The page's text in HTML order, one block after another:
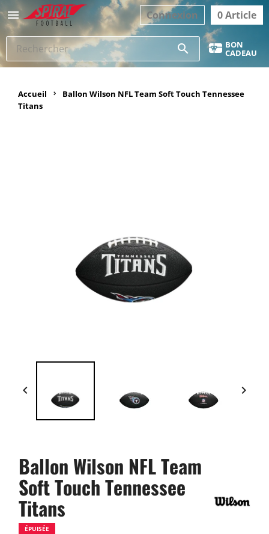
 0 Article
Connexion
search BON
CADEAU
Accueil
Ballon Wilson NFL Team Soft Touch Tennessee
Titans
 
Ballon Wilson NFL Team
Soft Touch Tennessee
Titans
ÉPUISÉE